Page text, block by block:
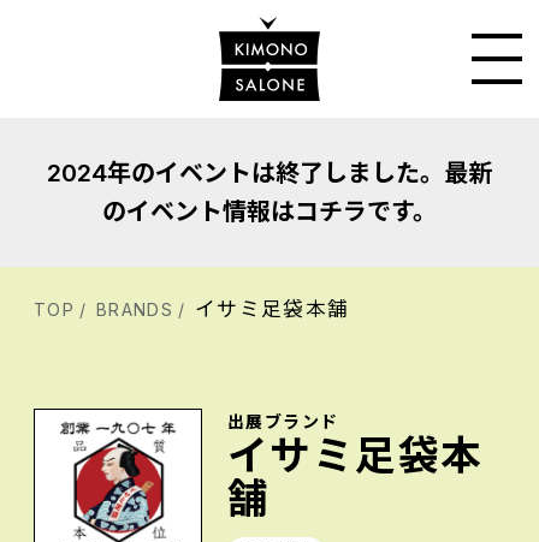
2024年のイベントは終了しました。最新
のイベント情報はコチラです。
TOP BRANDS イサミ足袋本舗
出展ブランド
イサミ足袋本
舗